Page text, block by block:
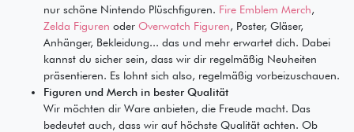
nur schöne Nintendo Plüschfiguren. Fire Emblem Merch,
Zelda Figuren oder Overwatch Figuren, Poster, Gläser,
Anhänger, Bekleidung... das und mehr erwartet dich. Dabei
kannst du sicher sein, dass wir dir regelmäßig Neuheiten
präsentieren. Es lohnt sich also, regelmäßig vorbeizuschauen.
Figuren und Merch in bester Qualität
Wir möchten dir Ware anbieten, die Freude macht. Das
bedeutet auch, dass wir auf höchste Qualität achten. Ob